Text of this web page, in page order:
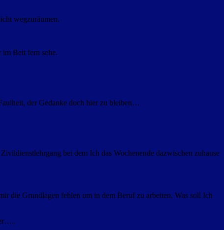
wegzuräumen.
im Bett fern sehe.
der Gedanke doch hier zu bleiben…
bei dem Ich das Wochenende dazwischen zuhause
die Grundlagen fehlen um in dem Beruf zu arbeiten. Was soll Ich